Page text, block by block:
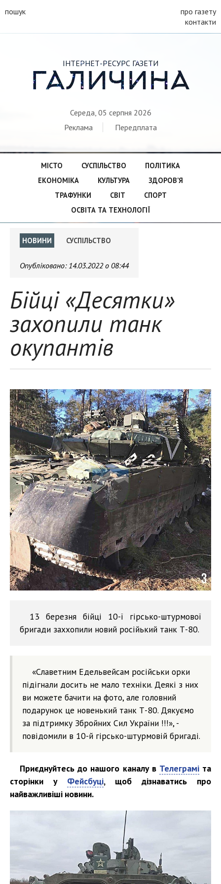
пошук
про газету
контакти
ІНТЕРНЕТ-РЕСУРС ГАЗЕТИ
ГАЛИЧИНА
Середа, 05 серпня 2026
Реклама
Передплата
МІСТО СУСПІЛЬСТВО
ПОЛІТИКА
ЕКОНОМІКА
КУЛЬТУРА
ЗДОРОВ’Я
ТРАФУНКИ
СВІТ
СПОРТ
ОСВІТА ТА ТЕХНОЛОГІЇ
НОВИНИ СУСПІЛЬСТВО
Опубліковано: 14.03.2022 о 08:44
Бійці «Десятки»
захопили танк
окупантів
13 березня бійці 10-ї гірсько-штурмової
бригади заххопили новий російький танк Т-80.
«Славетним Едельвейсам російськи орки
підігнали досить не мало техніки. Деякі з них
ви можете бачити на фото, але головний
подарунок це новенький танк Т-80. Дякуємо
за підтримку Збройних Сил України !!!», -
повідомили в 10-й гірсько-штурмовій бригаді.
Приєднуйтесь до нашого каналу в Телеграміта
сторінки у Фейсбуці, щоб дізнаватись про
найважливіші новини.